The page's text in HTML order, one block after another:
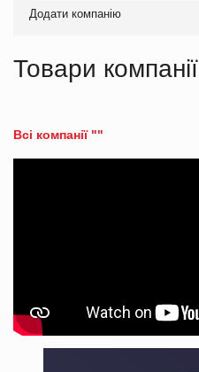
Додати компанію
Товари компанії
Всі компанії ""